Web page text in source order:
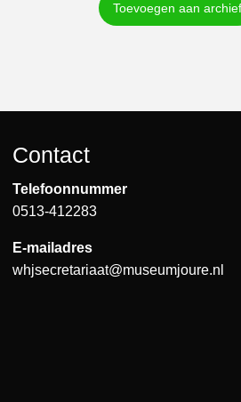
Toevoegen aan archief
Contact
Telefoonnummer
0513-412283
E-mailadres
whjsecretariaat@museumjoure.nl